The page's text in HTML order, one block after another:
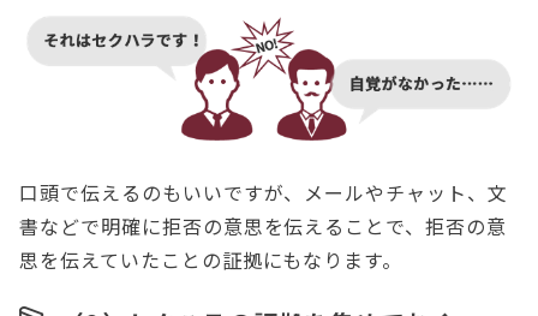
口頭で伝えるのもいいですが、メールやチャット、文
書などで明確に拒否の意思を伝えることで、拒否の意
思を伝えていたことの証拠にもなります。